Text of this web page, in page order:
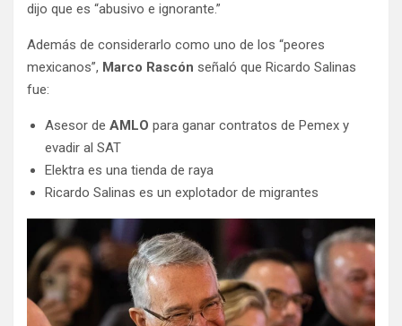
dijo que es “abusivo e ignorante.”
Además de considerarlo como uno de los “peores
mexicanos”, Marco Rascón señaló que Ricardo Salinas
fue:
Asesor de AMLO para ganar contratos de Pemex y
evadir al SAT
Elektra es una tienda de raya
Ricardo Salinas es un explotador de migrantes